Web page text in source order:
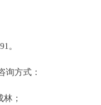
。
方式：
；